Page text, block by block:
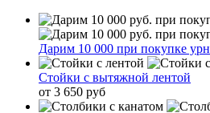
Дарим 10 000 при покупке урн
Стойки с вытяжной лентой
от 3 650 руб